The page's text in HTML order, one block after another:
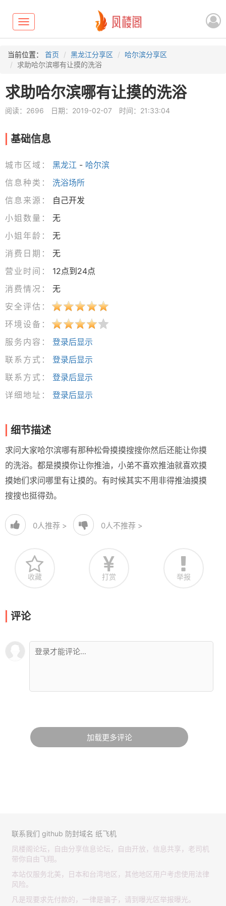
Toggle
navigation
当前位置： 首页 黑龙江分享区
哈尔滨分享区
求助哈尔滨哪有让摸的洗浴
求助哈尔滨哪有让摸的洗浴
阅读：2696 日期：2019-02-07 时间：21:33:04
基础信息
城市区域： 黑龙江 - 哈尔滨
信息种类：
洗浴场所
信息来源：
自己开发
小姐数量：
无
小姐年龄：
无
消费日期：
无
营业时间：
12点到24点
消费情况：
无
安全评估：
环境设备：
服务内容：
登录后显示
联系方式：
登录后显示
联系方式：
登录后显示
详细地址：
登录后显示
细节描述
求问大家哈尔滨哪有那种松骨摸摸搜搜你然后还能让你摸
的洗浴。都是摸摸你让你推油，小弟不喜欢推油就喜欢摸
摸她们求问哪里有让摸的。有时候其实不用非得推油摸摸
搜搜也挺得劲。
0人推荐 > 0人不推荐 >
收藏 打赏 举报
评论
加载更多评论
联系我们 github 防封域名 纸飞机
凤楼阁论坛，自由分享信息论坛，自由开放，信息共享，老司机
带你自由飞翔。
本站仅服务北美，日本和台湾地区，其他地区用户考虑使用法律
风险。
凡是现要求先付款的，一律是骗子，请到曝光区举报曝光。